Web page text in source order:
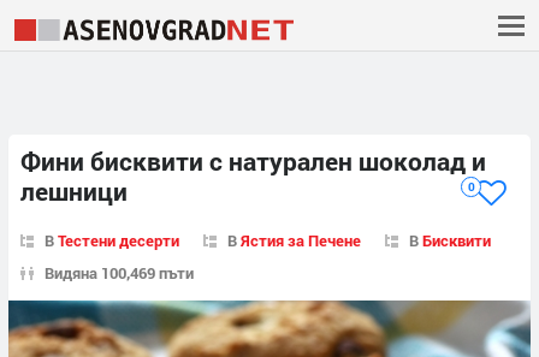
Фини бисквити с натурален шоколад и
лешници
0
ВТестени десерти ВЯстия за Печене ВБисквити
Видяна 100,469 пъти